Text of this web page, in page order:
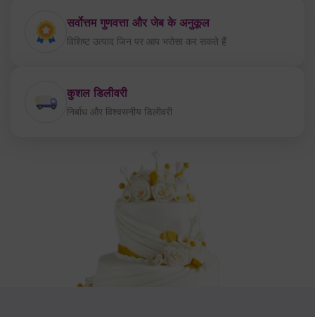
सर्वोत्तम गुणवत्ता और जेब के अनुकूल
विशिष्ट उत्पाद जिन पर आप भरोसा कर सकते हैं
कुशल डिलीवरी
निर्बाध और विश्वसनीय डिलीवरी